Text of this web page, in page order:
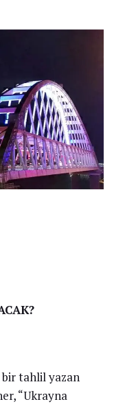
tahlil yazan
“Ukrayna